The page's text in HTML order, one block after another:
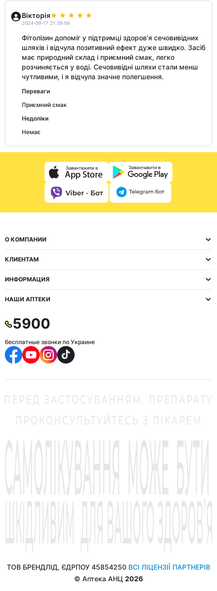
Вікторія
2024-09-17 21:39:56
Фітолізин допоміг у підтримці здоров’я сечовивідних
шляхів і відчула позитивний ефект дуже швидко. Засіб
має природний склад і приємний смак, легко
розчиняється у воді. Сечовивідні шляхи стали менш
чутливими, і я відчула значне полегшення.
Переваги
Приємний смак
Недоліки
Немає
О КОМПАНИИ
КЛИЕНТАМ
ИНФОРМАЦИЯ
НАШИ АПТЕКИ
5900
бесплатные звонки по Украине
ТОВ БРЕНДЛІД, ЄДРПОУ 45854250 ВСІ ЛІЦЕНЗІЇ ПАРТНЕРІВ
© Аптека АНЦ 2026